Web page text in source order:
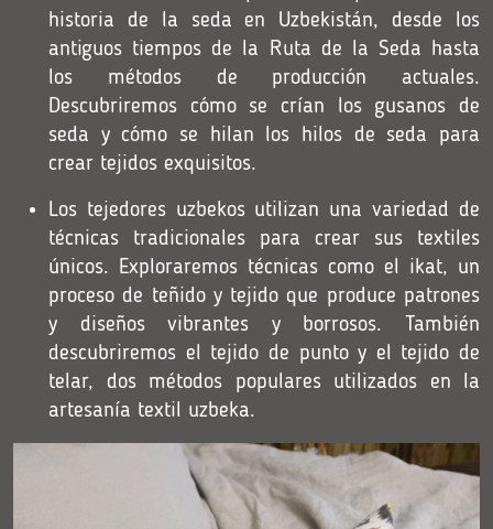
historia de la seda en Uzbekistán, desde los
antiguos tiempos de la Ruta de la Seda hasta
los métodos de producción actuales.
Descubriremos cómo se crían los gusanos de
seda y cómo se hilan los hilos de seda para
crear tejidos exquisitos.
Los tejedores uzbekos utilizan una variedad de
técnicas tradicionales para crear sus textiles
únicos. Exploraremos técnicas como el ikat, un
proceso de teñido y tejido que produce patrones
y diseños vibrantes y borrosos. También
descubriremos el tejido de punto y el tejido de
telar, dos métodos populares utilizados en la
artesanía textil uzbeka.